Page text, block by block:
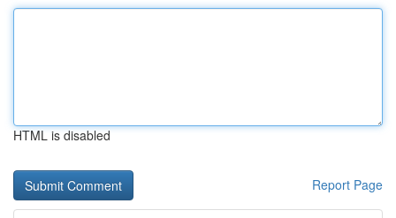
HTML is disabled
Report Page